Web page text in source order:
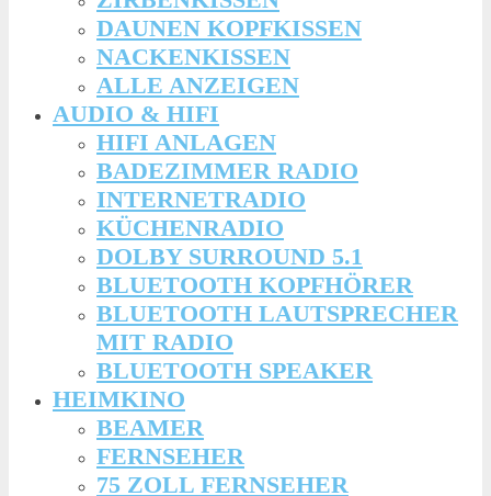
DAUNEN KOPFKISSEN
NACKENKISSEN
ALLE ANZEIGEN
AUDIO & HIFI
HIFI ANLAGEN
BADEZIMMER RADIO
INTERNETRADIO
KÜCHENRADIO
DOLBY SURROUND 5.1
BLUETOOTH KOPFHÖRER
BLUETOOTH LAUTSPRECHER
MIT RADIO
BLUETOOTH SPEAKER
HEIMKINO
BEAMER
FERNSEHER
75 ZOLL FERNSEHER